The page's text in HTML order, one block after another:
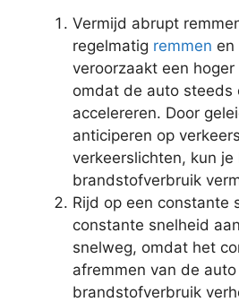
Vermijd abrupt
regelmatig remmen en
veroorzaakt een
omdat de auto steeds
accelereren. Door
anticiperen op
verkeerslichten, kun je
brandstofverbruik
Rijd op een constante
constante snelheid
snelweg, omdat het
afremmen van de
brandstofverbruik